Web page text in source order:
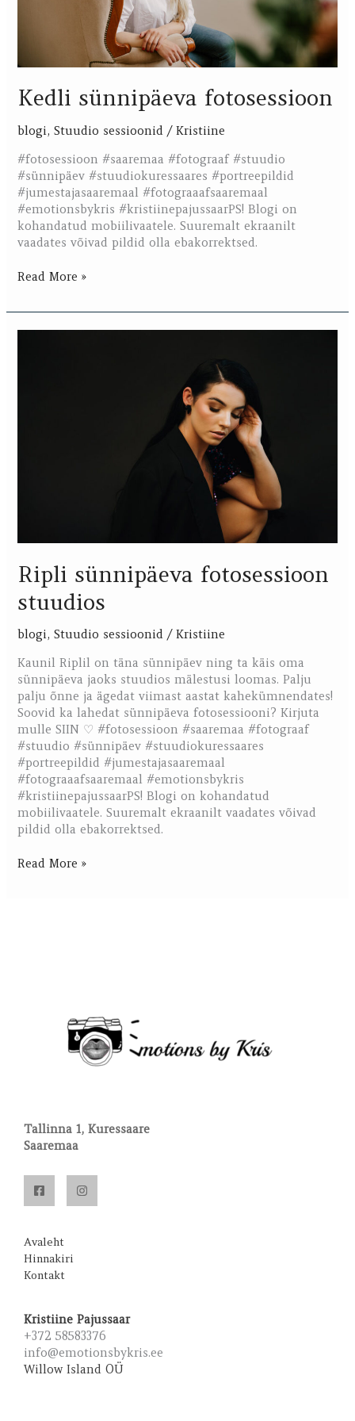
Kedli sünnipäeva fotosessioon
blogi,Stuudio sessioonid /Kristiine
#fotosessioon #saaremaa #fotograaf #stuudio
#sünnipäev #stuudiokuressaares #portreepildid
#jumestajasaaremaal #fotograaafsaaremaal
#emotionsbykris #kristiinepajussaarPS! Blogi on
kohandatud mobiilivaatele. Suuremalt ekraanilt
vaadates võivad pildid olla ebakorrektsed.
Read More »
Ripli sünnipäeva fotosessioon
stuudios
blogi,Stuudio sessioonid /Kristiine
Kaunil Riplil on täna sünnipäev ning ta käis oma
sünnipäeva jaoks stuudios mälestusi loomas. Palju
palju õnne ja ägedat viimast aastat kahekümnendates!
Soovid ka lahedat sünnipäeva fotosessiooni? Kirjuta
mulle SIIN ♡ #fotosessioon #saaremaa #fotograaf
#stuudio #sünnipäev #stuudiokuressaares
#portreepildid #jumestajasaaremaal
#fotograaafsaaremaal #emotionsbykris
#kristiinepajussaarPS! Blogi on kohandatud
mobiilivaatele. Suuremalt ekraanilt vaadates võivad
pildid olla ebakorrektsed.
Read More »
Tallinna 1, Kuressaare
Saaremaa
Avaleht
Hinnakiri
Kontakt
Kristiine Pajussaar
+372 58583376
info@emotionsbykris.ee
Willow Island OÜ